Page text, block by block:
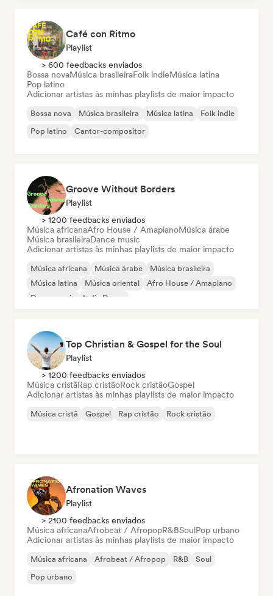
Café con Ritmo
Playlist
> 600 feedbacks enviados
Bossa novaMúsica brasileiraFolk indieMúsica latina
Pop latino
Adicionar artistas às minhas playlists de maior impacto
Bossa nova Música brasileira Música latina
Folk indie
Pop latino
Cantor-compositor
Groove Without Borders
Playlist
> 1200 feedbacks enviados
Música africanaAfro House / AmapianoMúsica árabe
Música brasileiraDance music
Adicionar artistas às minhas playlists de maior impacto
Música africana Música árabe
Música brasileira
Música latina
Música oriental
Afro House / Amapiano
Dance music
Indie Dance
Top Christian & Gospel for the Soul
Playlist
> 1200 feedbacks enviados
Música cristãRap cristãoRock cristãoGospel
Adicionar artistas às minhas playlists de maior impacto
Música cristã Gospel Rap cristão Rock cristão
Afronation Waves
Playlist
> 2100 feedbacks enviados
Música africanaAfrobeat / AfropopR&BSoulPop urbano
Adicionar artistas às minhas playlists de maior impacto
Música africana Afrobeat / Afropop R&B
Soul
Pop urbano